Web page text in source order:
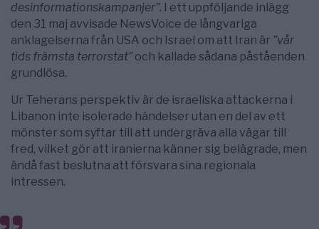
desinformationskampanjer”. I ett uppföljande inlägg
den 31 maj avvisade NewsVoice de långvariga
anklagelserna från USA och Israel om att Iran är ”vår
tids främsta terrorstat”och kallade sådana påståenden
grundlösa.
Ur Teherans perspektiv är de israeliska attackerna i
Libanon inte isolerade händelser utan en del av ett
mönster som syftar till att undergräva alla vägar till
fred, vilket gör att iranierna känner sig belägrade, men
ändå fast beslutna att försvara sina regionala
intressen.